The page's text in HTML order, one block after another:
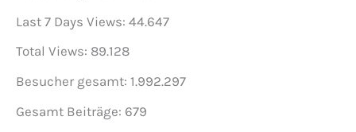
Last 7 Days Views: 44.647
Total Views: 89.128
Besucher gesamt: 1.992.297
Gesamt Beiträge: 679